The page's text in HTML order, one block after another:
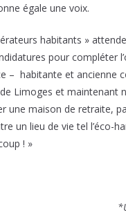
égale une voix.
habitants »
pour compléter
– habitante et ancienne
Limoges et maintenant
une maison de retraite,
un lieu de vie tel l’éco-
! »